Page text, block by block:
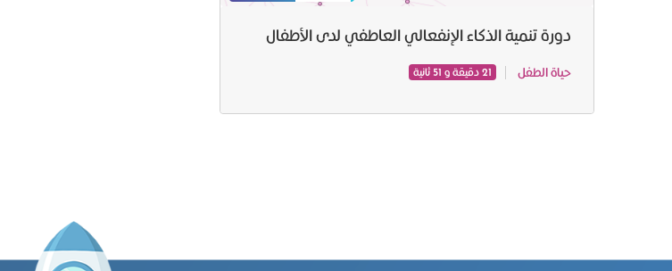
دورة تنمية الذكاء الإنفعالي العاطفي لدى الأطفال
حياة الطفل 21 دقيقة و 51 ثانية